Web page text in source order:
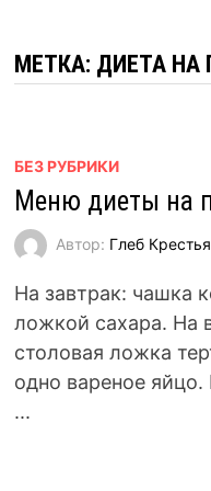
МЕТКА: ДИЕТА НА
БЕЗ РУБРИКИ
Меню диеты на
Автор: Глеб
На завтрак: чашка
ложкой сахара. На
столовая ложка
одно вареное
...